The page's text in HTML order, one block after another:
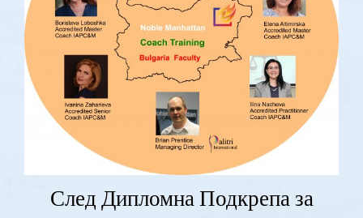
След Дипломна Подкрепа за